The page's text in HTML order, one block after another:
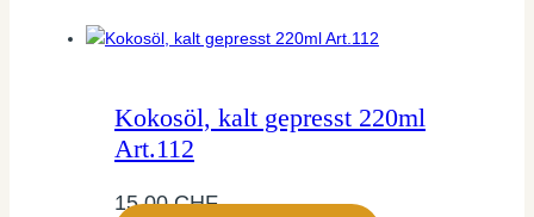
Kokosöl, kalt gepresst 220ml
Art.112
15,00CHF